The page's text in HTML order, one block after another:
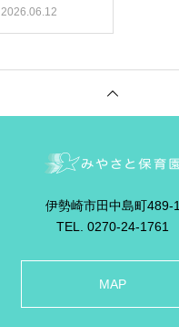
2026.06.12
伊勢崎市田中島町489-1
TEL. 0270-24-1761
MAP